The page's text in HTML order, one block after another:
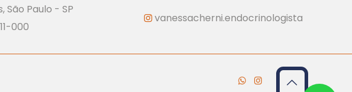
São Paulo - SP
000
vanessacherni.endocrinologista